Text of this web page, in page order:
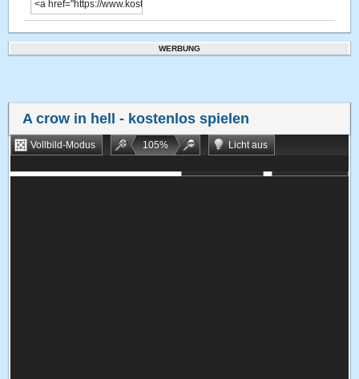
WERBUNG
A crow in hell - kostenlos spielen
Vollbild-Modus 105%
Licht aus